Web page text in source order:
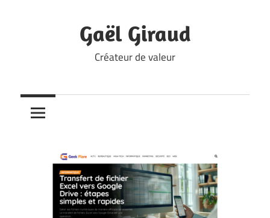
Gaël Giraud
Créateur de valeur